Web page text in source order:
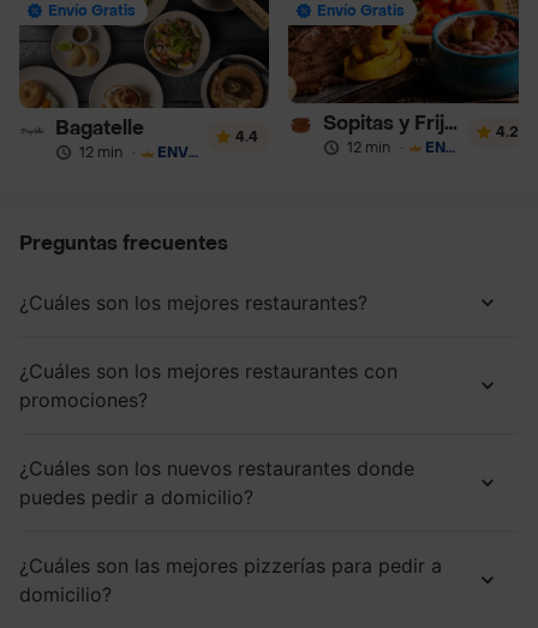
Envío Gratis
Bagatelle
12 min · ENVÍO GRATIS
4.4
Envío Gratis
Sopitas y Frijoladas
12 min · ENVÍO GRATIS
4.2
Preguntas frecuentes
¿Cuáles son los mejores restaurantes?
¿Cuáles son los mejores restaurantes con
promociones?
¿Cuáles son los nuevos restaurantes donde
puedes pedir a domicilio?
¿Cuáles son las mejores pizzerías para pedir a
domicilio?